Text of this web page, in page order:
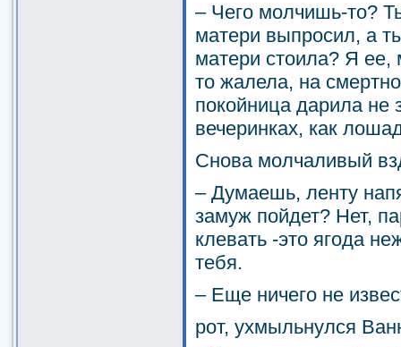
– Чего молчишь-то?
матери выпросил, а
матери стоила? Я ее,
то жалела, на
покойница дарила не
вечеринках, как
Снова молчаливый
– Думаешь, ленту
замуж пойдет? Нет,
клевать -это ягода
тебя.
– Еще ничего не
рот, ухмыльнулся